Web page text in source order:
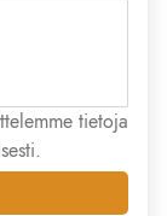
tietoja